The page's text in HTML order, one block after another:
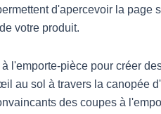
d'apercevoir la page
votre produit.
l'emporte-pièce pour créer
au sol à travers la canopée
des coupes à